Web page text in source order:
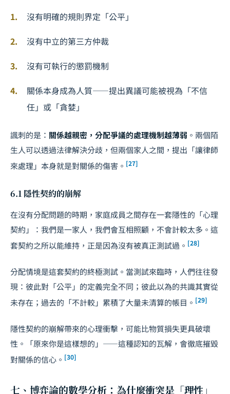
沒有明確的規則界定「公平」
沒有中立的第三方仲裁
沒有可執行的懲罰機制
關係本身成為人質——提出異議可能被視為「不信
任」或「貪婪」
諷刺的是： 關係越親密，分配爭議的處理機制越薄弱 。兩個陌
生人可以透過法律解決分歧，但兩個家人之間，提出「讓律師
來處理」本身就是對關係的傷害。 [27]
6.1 隱性契約的崩解
在沒有分配問題的時期，家庭成員之間存在一套隱性的「心理
契約」：我們是一家人，我們會互相照顧，不會計較太多。這
套契約之所以能維持，正是因為沒有被真正測試過。 [28]
分配情境是這套契約的終極測試。當測試來臨時，人們往往發
現：彼此對「公平」的定義完全不同；彼此以為的共識其實從
未存在；過去的「不計較」累積了大量未清算的帳目。 [29]
隱性契約的崩解帶來的心理衝擊，可能比物質損失更具破壞
性。「原來你是這樣想的」——這種認知的瓦解，會徹底摧毀
對關係的信心。 [30]
七、博弈論的數學分析：為什麼衝突是「理性」